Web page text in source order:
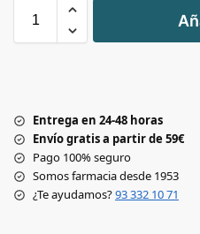
+
-
Entrega en 24-48 horas
Envío gratis a partir de 59€
Pago 100% seguro
Somos farmacia desde 1953
¿Te ayudamos?93 332 10 71